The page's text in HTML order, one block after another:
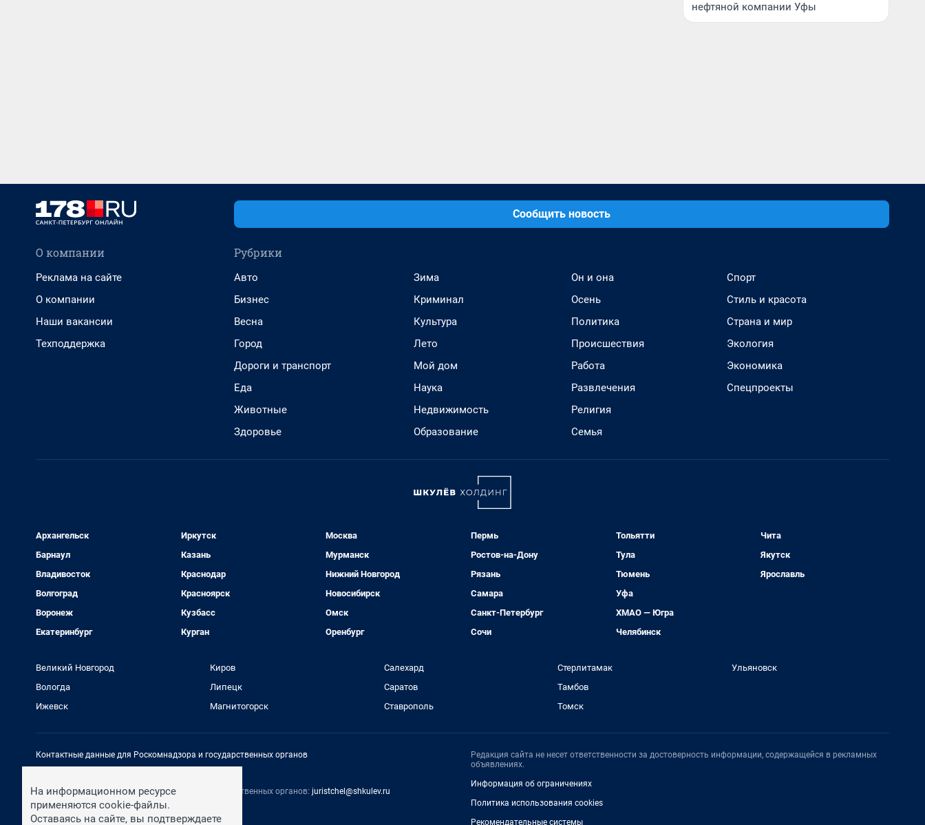
нефтяной компании Уфы
Сообщить новость
О компании
Реклама на сайте
О компании
Наши вакансии
Техподдержка
Рубрики
Авто
Бизнес
Весна
Город
Дороги и транспорт
Еда
Животные
Здоровье
Зима
Криминал
Культура
Лето
Мой дом
Наука
Недвижимость
Образование
Он и она
Осень
Политика
Происшествия
Работа
Развлечения
Религия
Семья
Спорт
Стиль и красота
Страна и мир
Экология
Экономика
Спецпроекты
Архангельск
Барнаул
Владивосток
Волгоград
Воронеж
Екатеринбург
Иркутск
Казань
Краснодар
Красноярск
Кузбасс
Курган
Москва
Мурманск
Нижний Новгород
Новосибирск
Омск
Оренбург
Пермь
Ростов-на-Дону
Рязань
Самара
Санкт-Петербург
Сочи
Тольятти
Тула
Тюмень
Уфа
ХМАО — Югра
Челябинск
Чита
Якутск
Ярославль
Великий Новгород
Вологда
Ижевск
Киров
Липецк
Магнитогорск
Салехард
Саратов
Ставрополь
Стерлитамак
Тамбов
Томск
Ульяновск
Контактные данные для Роскомнадзора и государственных органов
Контактные данные для Роскомнадзора и государственных органов: juristchel@shkulev.ru
Техподдержка: help@shkulev.ru
Редакция сайта не несет ответственности за достоверность информации, содержащейся в рекламных
объявлениях.
Информация об ограничениях
Политика использования cookies
Рекомендательные системы
На информационном ресурсе
применяются cookie-файлы.
Оставаясь на сайте, вы подтверждаете